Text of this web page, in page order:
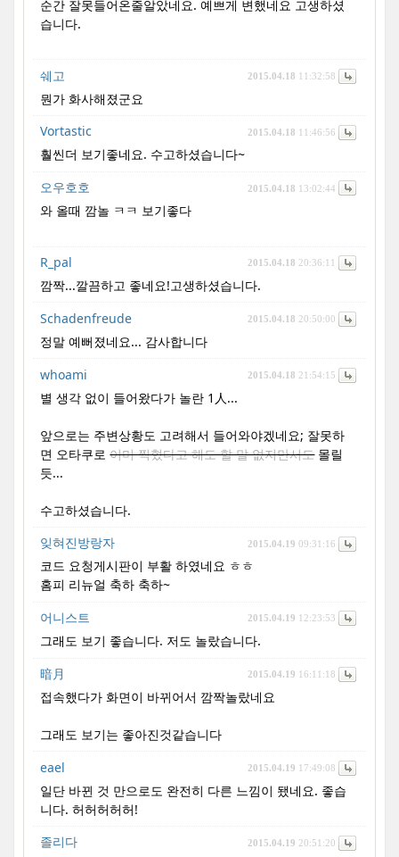
순간 잘못들어온줄알았네요. 예쁘게 변했네요 고생하셨
습니다.
2015.04.18 11:32:58
쉐고
뭔가 화사해졌군요
2015.04.18 11:46:56
Vortastic
훨씬더 보기좋네요. 수고하셨습니다~
2015.04.18 13:02:44
오우호호
와 올때 깜놀 ㅋㅋ 보기좋다
2015.04.18 20:36:11
R_pal
깜짝...깔끔하고 좋네요!고생하셨습니다.
2015.04.18 20:50:00
Schadenfreude
정말 예뻐졌네요... 감사합니다
2015.04.18 21:54:15
whoami
별 생각 없이 들어왔다가 놀란 1人...
앞으로는 주변상황도 고려해서 들어와야겠네요; 잘못하
면 오타쿠로이미 찍혔다고 해도 할 말 없지만서도몰릴
듯...
수고하셨습니다.
2015.04.19 09:31:16
잊혀진방랑자
코드 요청게시판이 부활 하였네요 ㅎㅎ
홈피 리뉴얼 축하 축하~
2015.04.19 12:23:53
어니스트
그래도 보기 좋습니다. 저도 놀랐습니다.
2015.04.19 16:11:18
暗月
접속했다가 화면이 바뀌어서 깜짝놀랐네요
그래도 보기는 좋아진것같습니다
2015.04.19 17:49:08
eael
일단 바뀐 것 만으로도 완전히 다른 느낌이 됐네요. 좋습
니다. 허허허허허!
2015.04.19 20:51:20
졸리다